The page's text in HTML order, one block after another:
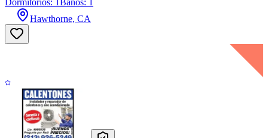
Dormitorios: 1Baños: 1
Hawthorne, CA